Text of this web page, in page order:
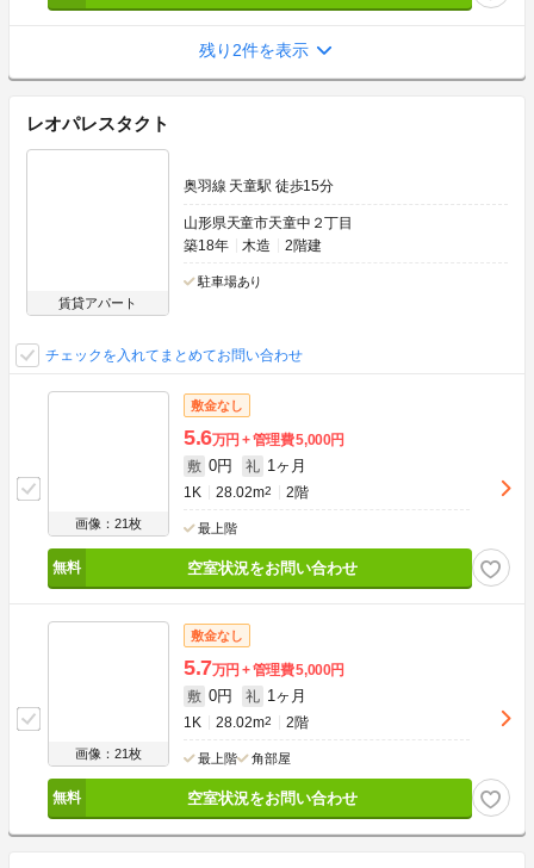
残り2件を表示
レオパレスタクト
賃貸アパート
奥羽線 天童駅 徒歩15分
山形県天童市天童中２丁目
築18年
木造 2階建
駐車場あり
チェックを入れてまとめてお問い合わせ
画像：21枚
敷金なし
5.6万円 管理費5,000円
敷 0円 礼 1ヶ月
1K 28.02m2 2階
最上階
空室状況をお問い合わせ
画像：21枚
敷金なし
5.7万円 管理費5,000円
敷 0円 礼 1ヶ月
1K 28.02m2 2階
最上階 角部屋
空室状況をお問い合わせ